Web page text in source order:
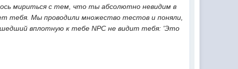
мириться с тем, что ты абсолютно невидим в
тебя. Мы проводили множество тестов и поняли,
вплотную к тебе NPС не видит тебя: 'Это